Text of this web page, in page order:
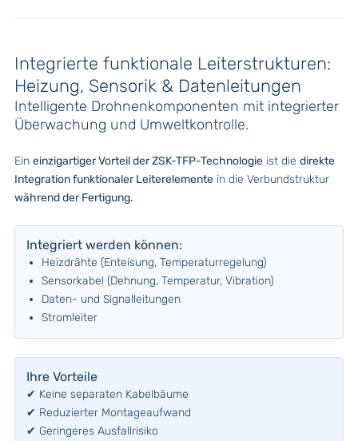
Integrierte funktionale Leiterstrukturen:
Heizung, Sensorik & Datenleitungen
Intelligente Drohnenkomponenten mit integrierter
Überwachung und Umweltkontrolle.
Ein einzigartiger Vorteil der ZSK-TFP-Technologie ist die direkte
Integration funktionaler Leiterelemente in die Verbundstruktur
während der Fertigung.
Integriert werden können:
Heizdrähte (Enteisung, Temperaturregelung)
Sensorkabel (Dehnung, Temperatur, Vibration)
Daten- und Signalleitungen
Stromleiter
Ihre Vorteile
✔ Keine separaten Kabelbäume
✔ Reduzierter Montageaufwand
✔ Geringeres Ausfallrisiko